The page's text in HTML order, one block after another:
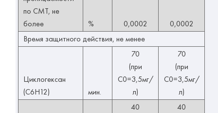
по СМТ, не
более
% 0,0002
0,0002
Время защитного действия, не менее
Циклогексан
(C6H12)
мин.
70
(при
С0=3,5мг/
л)
70
(при
С0=3,5мг/
л)
40
40